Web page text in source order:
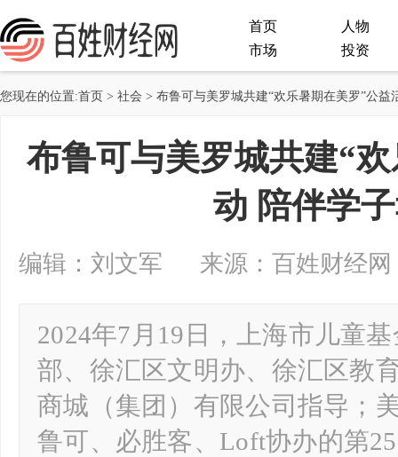
首页
人物
市场
投资
您现在的位置:首页 > 社会 > 布鲁可与美罗城共建“欢乐暑期在美罗”公益
布鲁可与美罗城共建“
动 陪伴学
编辑：刘文军 来源：百姓财经网
2024年7月19日，上海市儿童
部、徐汇区文明办、徐汇区教
商城（集团）有限公司指导；
鲁可、必胜客、Loft协办的第